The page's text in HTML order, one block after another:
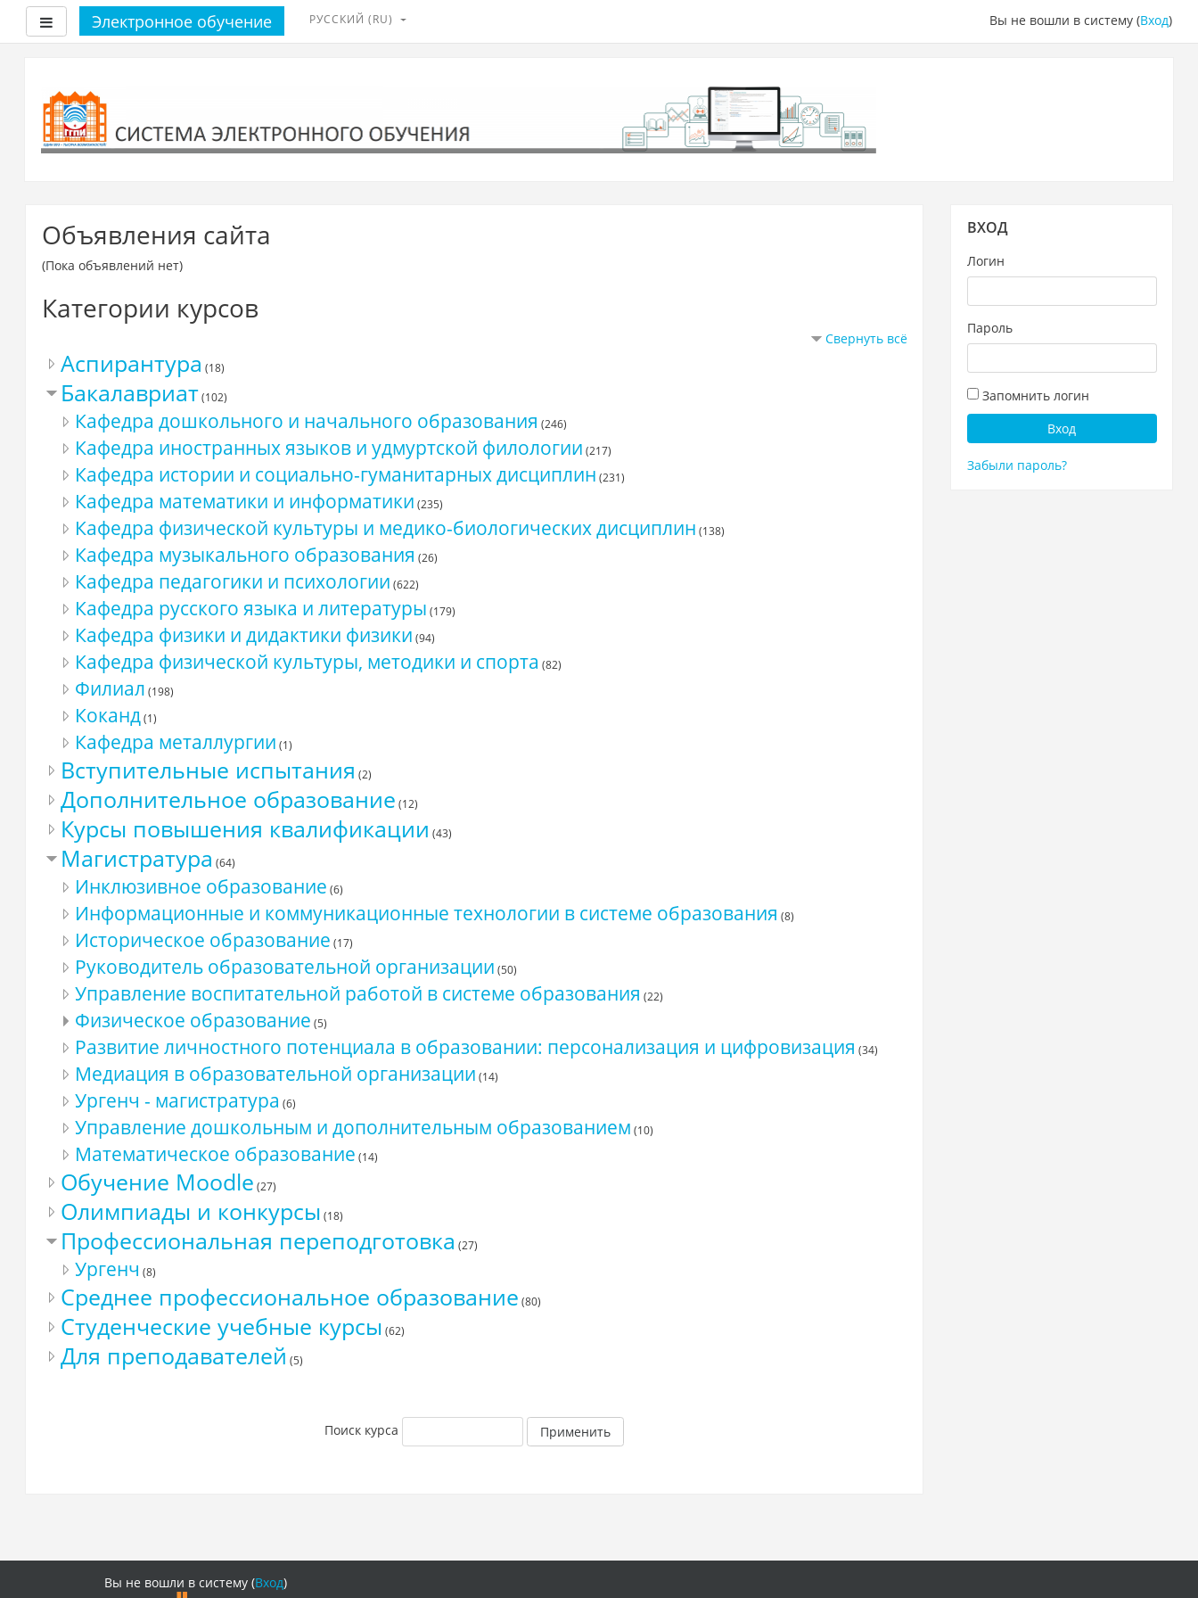
основному
содержанию
Боковая панель
Электронное обучение Вы не вошли в систему (Вход)
РУССКИЙ ‎(RU)‎
Объявления сайта
(Пока объявлений нет)
Категории курсов
Свернуть всё
Аспирантура (18)
Бакалавриат (102)
Кафедра дошкольного и начального образования (246)
Кафедра иностранных языков и удмуртской филологии (217)
Кафедра истории и социально-гуманитарных дисциплин (231)
Кафедра математики и информатики (235)
Кафедра физической культуры и медико-биологических дисциплин (138)
Кафедра музыкального образования (26)
Кафедра педагогики и психологии (622)
Кафедра русского языка и литературы (179)
Кафедра физики и дидактики физики (94)
Кафедра физической культуры, методики и спорта (82)
Филиал (198)
Коканд(1)
Кафедра металлургии (1)
Вступительные испытания (2)
Дополнительное образование (12)
Курсы повышения квалификации (43)
Магистратура (64)
Инклюзивное образование (6)
Информационные и коммуникационные технологии в системе образования (8)
Историческое образование (17)
Руководитель образовательной организации (50)
Управление воспитательной работой в системе образования (22)
Физическое образование (5)
Развитие личностного потенциала в образовании: персонализация и цифровизация (34)
Медиация в образовательной организации (14)
Ургенч - магистратура (6)
Управление дошкольным и дополнительным образованием (10)
Математическое образование (14)
Обучение Moodle (27)
Олимпиады и конкурсы (18)
Профессиональная переподготовка (27)
Ургенч (8)
Среднее профессиональное образование (80)
Студенческие учебные курсы (62)
Для преподавателей (5)
Поиск курса Применить
ВходВХОД
Логин
Пароль
Запомнить логин
Забыли пароль?
Вы не вошли в систему (Вход)